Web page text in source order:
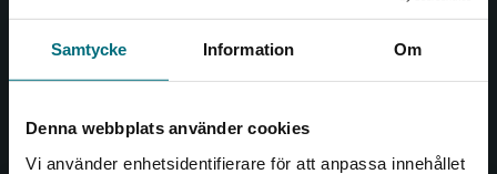
Samtycke Information Om
Denna webbplats använder cookies
Vi använder enhetsidentifierare för att anpassa innehållet
Nypon och Vilja
Nypon och Vilja förlag ger ut böcker som väcker läslust
såväl barn som vuxna.
Nypon och Vilja förlag är en del av Studentlitteratur.